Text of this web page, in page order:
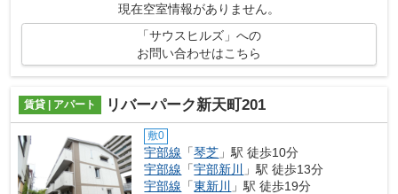
現在空室情報がありません。
「サウスヒルズ」への
お問い合わせはこちら
賃貸 | アパート リバーパーク新天町201
敷0
宇部線 「琴芝 」駅 徒歩10分
宇部線 「宇部新川
」駅 徒歩13分
宇部線 「東新川
」駅 徒歩19分